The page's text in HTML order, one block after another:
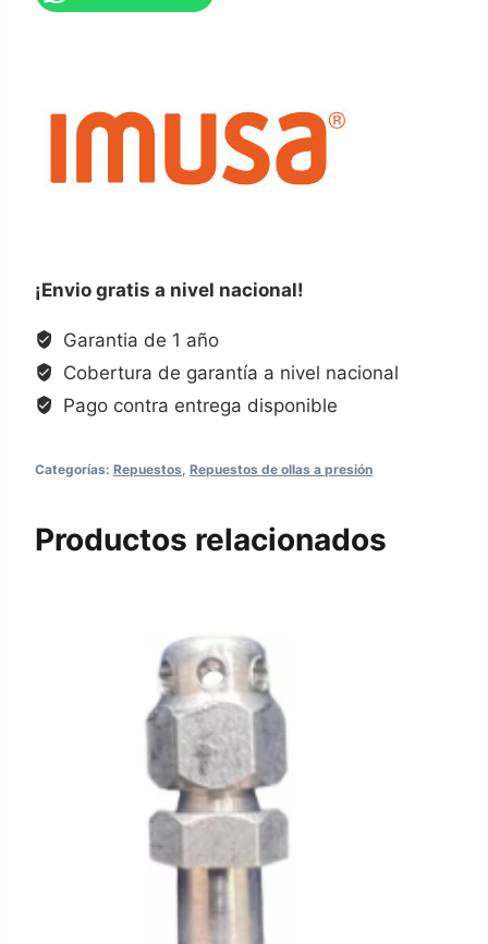
¡Envio gratis a nivel nacional!
Garantia de 1 año
Cobertura de garantía a nivel nacional
Pago contra entrega disponible
Categorías: Repuestos Repuestos de ollas a presión
Productos relacionados